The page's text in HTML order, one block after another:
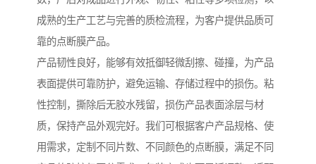
成熟的生产工艺与完善的质检流程，为客户提供品质可
靠的点断膜产品。
产品韧性良好，能够有效抵御轻微刮擦、碰撞，为产品
表面提供可靠防护，避免运输、存储过程中的损伤。粘
性控制，撕除后无胶水残留，损伤产品表面涂层与材
质，保持产品外观完好。我们可根据客户产品规格、使
用需求，定制不同片数、不同颜色的点断膜，满足不同